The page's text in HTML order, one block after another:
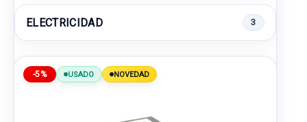
ELECTRICIDAD 3
-5% USADO NOVEDAD